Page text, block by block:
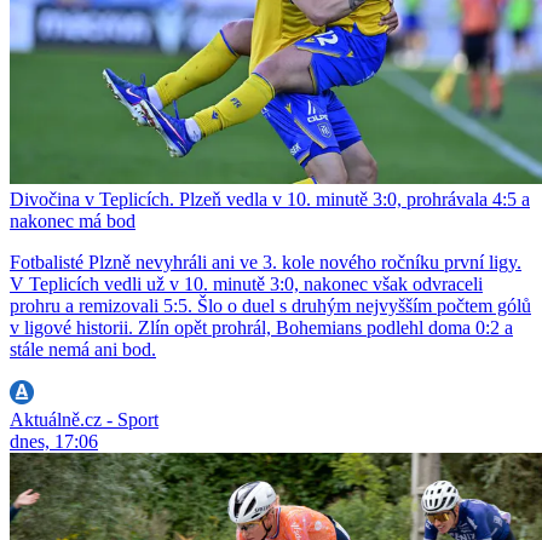
Divočina v Teplicích. Plzeň vedla v 10. minutě 3:0, prohrávala 4:5 a
nakonec má bod
Fotbalisté Plzně nevyhráli ani ve 3. kole nového ročníku první ligy.
V Teplicích vedli už v 10. minutě 3:0, nakonec však odvraceli
prohru a remizovali 5:5. Šlo o duel s druhým nejvyšším počtem gólů
v ligové historii. Zlín opět prohrál, Bohemians podlehl doma 0:2 a
stále nemá ani bod.
Aktuálně.cz - Sport
dnes, 17:06